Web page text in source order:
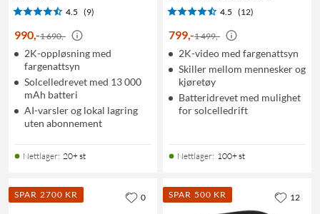
4.5 (9)
990,-1 690,-
2K-oppløsning med
fargenattsyn
Solcelledrevet med 13 000
mAh batteri
AI-varsler og lokal lagring
uten abonnement
Nettlager: 20+ st
4.5 (12)
799,-1 499,-
2K-video med fargenattsyn
Skiller mellom mennesker og
kjøretøy
Batteridrevet med mulighet
for solcelledrift
Nettlager: 100+ st
SPAR 2700 KR 0 SPAR 500 KR 12